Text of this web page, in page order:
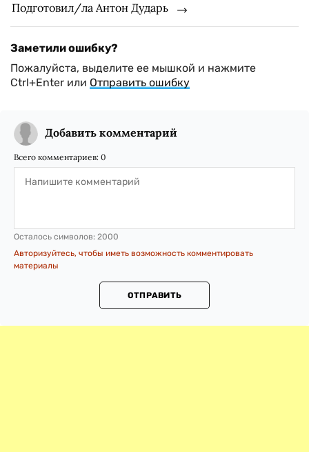
Подготовил/ла Антон Дударь
Заметили ошибку?
Пожалуйста, выделите ее мышкой и нажмите
Ctrl+Enter или Отправить ошибку
Добавить комментарий
Всего комментариев: 0
Осталось символов: 2000
Авторизуйтесь, чтобы иметь возможность комментировать
материалы
ОТПРАВИТЬ